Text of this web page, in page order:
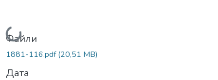
Вантажиться...
Файли
1881-116.pdf(20,51 MB)
Дата